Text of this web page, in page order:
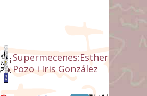
Supermecenes:Esther
Pozo i Iris González